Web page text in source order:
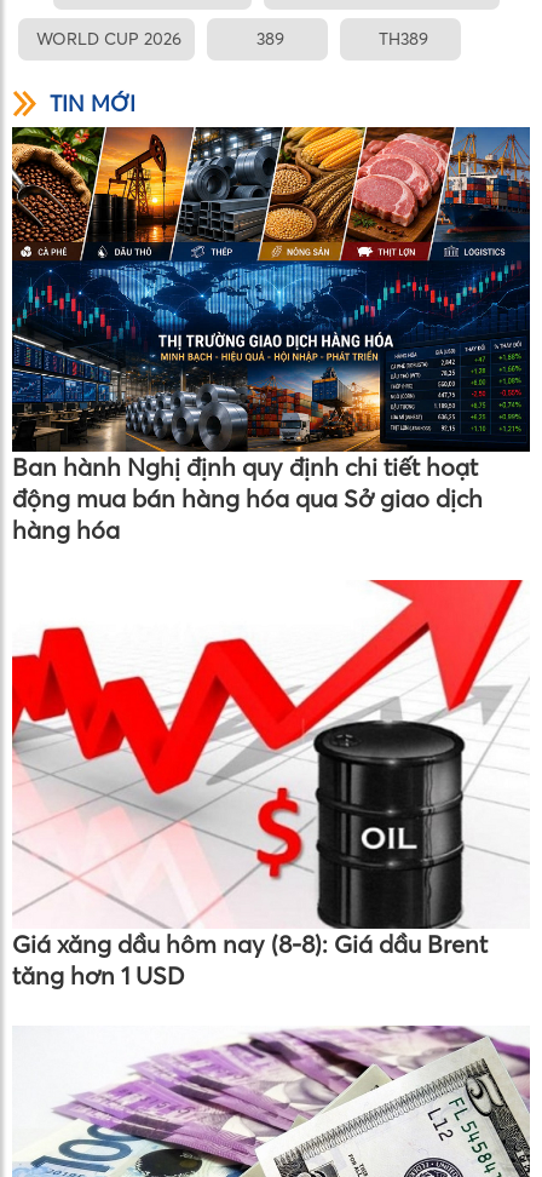
WORLD CUP 2026 389 TH389
TIN MỚI
Ban hành Nghị định quy định chi tiết hoạt
động mua bán hàng hóa qua Sở giao dịch
hàng hóa
Giá xăng dầu hôm nay (8-8): Giá dầu Brent
tăng hơn 1 USD